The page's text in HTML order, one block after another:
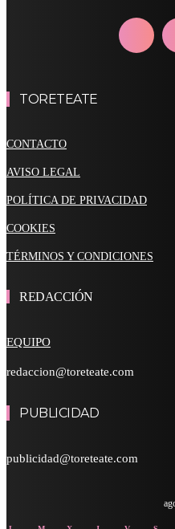
TORETEATE
CONTACTO
AVISO LEGAL
POLÍTICA DE PRIVACIDAD
COOKIES
TÉRMINOS Y CONDICIONES
REDACCIÓN
EQUIPO
redaccion@toreteate.com
PUBLICIDAD
publicidad@toreteate.com